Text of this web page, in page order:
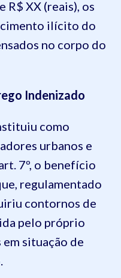
R$ XX (reais), os
ilícito do
no corpo do
Indenizado
como
urbanos e
7º, o benefício
regulamentado
contornos de
pelo próprio
situação de